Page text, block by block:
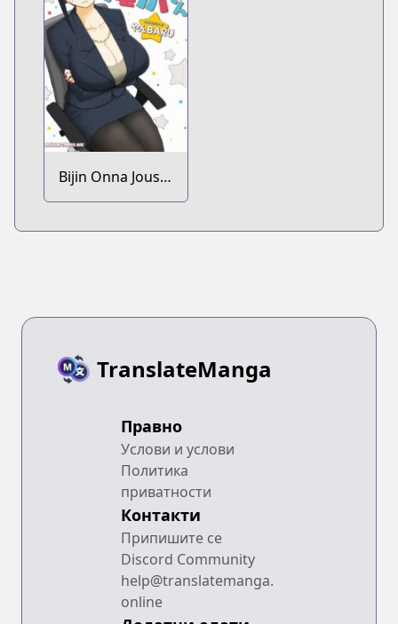
Bijin Onna Joushi
Takizawa-san
TranslateManga
Правно
Услови и услови
Политика
приватности
Контакти
Припишите се
Discord Community
help@translatemanga.
online